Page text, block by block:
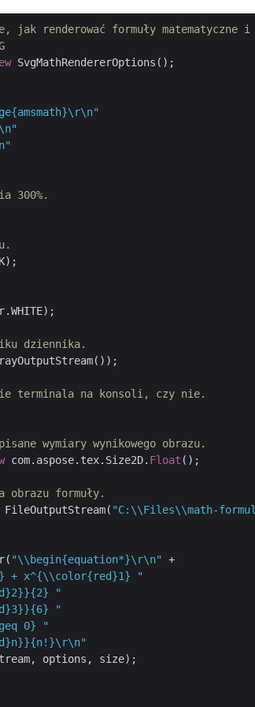
jak renderować formuły matematyczne i
SvgMathRendererOptions();
300%.
dziennika.
terminala na konsoli, czy nie.
wymiary wynikowego obrazu.
com.aspose.tex.Size2D. Float ();
obrazu formuły.
"C:\\Files\\math-
"\\begin{equation*}\r\n"
+
+ x^{\\color{red}1} "
"
"
0} "
options, size);